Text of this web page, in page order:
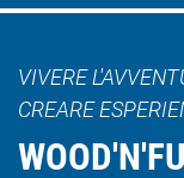
VIVERE
CREARE